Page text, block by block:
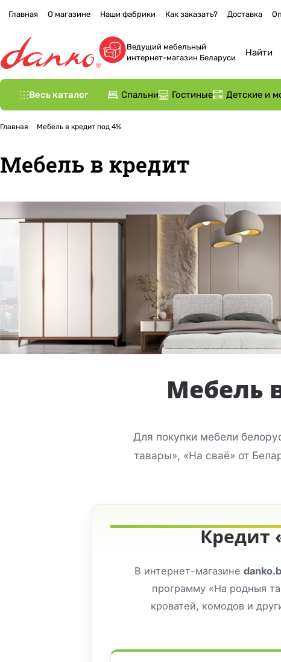
Главная О магазине Наши фабрики Как заказать? Доставка
Ведущий мебельный
интернет-магазин Беларуси
Весь каталог Спальни Гостиные Детские и
Главная Мебель в кредит под 4%
Мебель в кредит
Мебель
Для покупки мебели
тавары», «На сваё» от
Кредит
В интернет-магазине
программу «На родныя
кроватей, комодов и